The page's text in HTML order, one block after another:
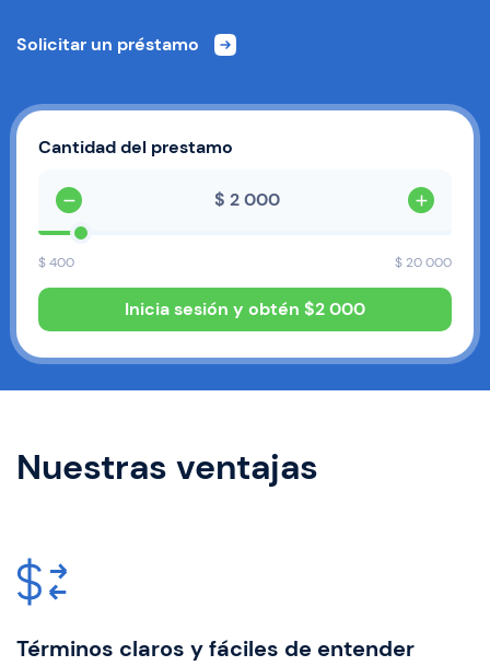
Solicitar un préstamo
Cantidad del prestamo
$
$400 $ 20 000
Inicia sesión y obtén $2 000
Nuestras ventajas
Términos claros y fáciles de entender